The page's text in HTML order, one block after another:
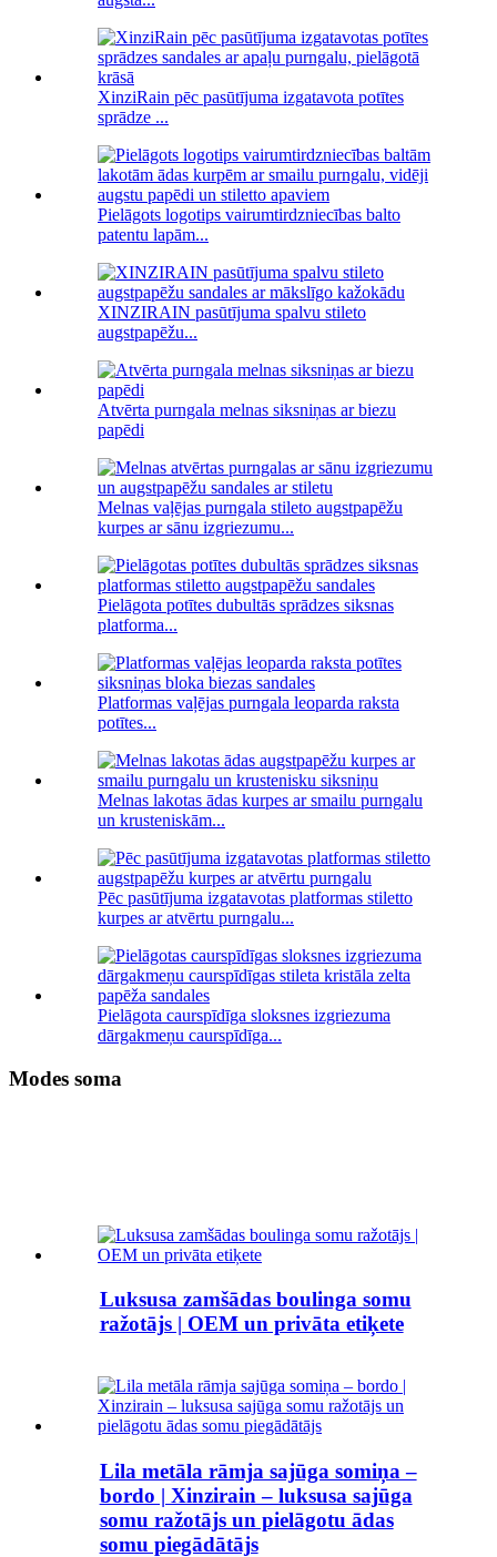
XinziRain pēc pasūtījuma izgatavota potītes
sprādze ...
Pielāgots logotips vairumtirdzniecības balto
patentu lapām...
XINZIRAIN pasūtījuma spalvu stileto
augstpapēžu...
Atvērta purngala melnas siksniņas ar biezu
papēdi
Melnas vaļējas purngala stileto augstpapēžu
kurpes ar sānu izgriezumu...
Pielāgota potītes dubultās sprādzes siksnas
platforma...
Platformas vaļējas purngala leoparda raksta
potītes...
Melnas lakotas ādas kurpes ar smailu purngalu
un krusteniskām...
Pēc pasūtījuma izgatavotas platformas stiletto
kurpes ar atvērtu purngalu...
Pielāgota caurspīdīga sloksnes izgriezuma
dārgakmeņu caurspīdīga...
Modes soma
Luksusa zamšādas boulinga somu
ražotājs | OEM un privāta etiķete
Lila metāla rāmja sajūga somiņa –
bordo | Xinzirain – luksusa sajūga
somu ražotājs un pielāgotu ādas
somu piegādātājs